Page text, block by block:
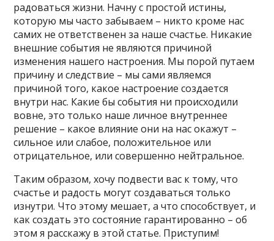
радоваться жизни. Начну с простой истины,
которую мы часто забываем – никто кроме нас
самих не ответственен за наше счастье. Никакие
внешние события не являются причиной
изменения нашего настроения. Мы порой путаем
причину и следствие – мы сами являемся
причиной того, какое настроение создается
внутри нас. Какие бы события ни происходили
вовне, это только наше личное внутреннее
решение – какое влияние они на нас окажут –
сильное или слабое, положительное или
отрицательное, или совершенно нейтральное.
Таким образом, хочу подвести вас к тому, что
счастье и радость могут создаваться только
изнутри. Что этому мешает, а что способствует, и
как создать это состояние гарантированно – об
этом я расскажу в этой статье. Приступим!